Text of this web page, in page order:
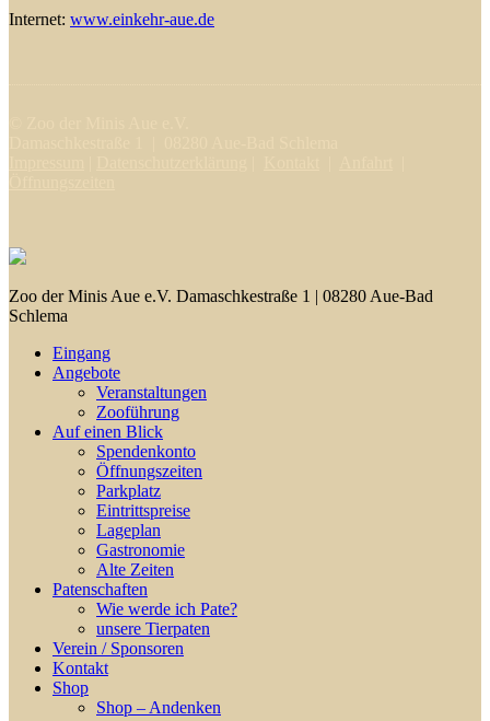
Internet: www.einkehr-aue.de
Close
Menu
Zoo der Minis Aue e.V. Damaschkestraße 1 | 08280 Aue-Bad
Schlema
Eingang
Angebote
Veranstaltungen
Zooführung
Auf einen Blick
Spendenkonto
Öffnungszeiten
Parkplatz
Eintrittspreise
Lageplan
Gastronomie
Alte Zeiten
Patenschaften
Wie werde ich Pate?
unsere Tierpaten
Verein / Sponsoren
Kontakt
Shop
Shop – Andenken